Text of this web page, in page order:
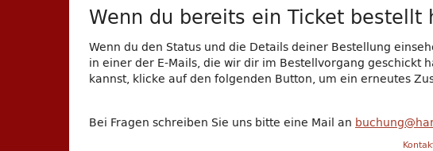
Wenn du bereits ein Ticket bestellt
Wenn du den Status und die Details deiner Bestellung
in einer der E-Mails, die wir dir im Bestellvorgang geschickt
kannst, klicke auf den folgenden Button, um ein erneutes
Bei Fragen schreiben Sie uns bitte eine Mail an